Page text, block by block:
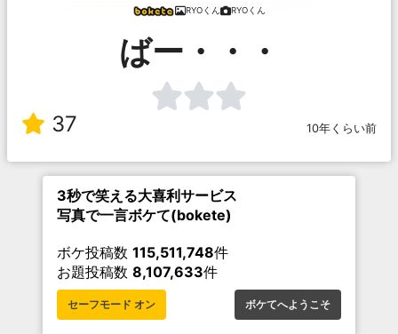
RYOくん RYOくん
ばー・・・
37 10年くらい前
3秒で笑える大喜利サービス
写真で一言ボケて(bokete)
ボケ投稿数 115,511,748件
お題投稿数 8,107,633件
セーフモード オン ボケてへようこそ